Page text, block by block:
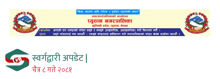
स्वर्गद्वारी अपडेट |
चैत्र ८ गते २०८१